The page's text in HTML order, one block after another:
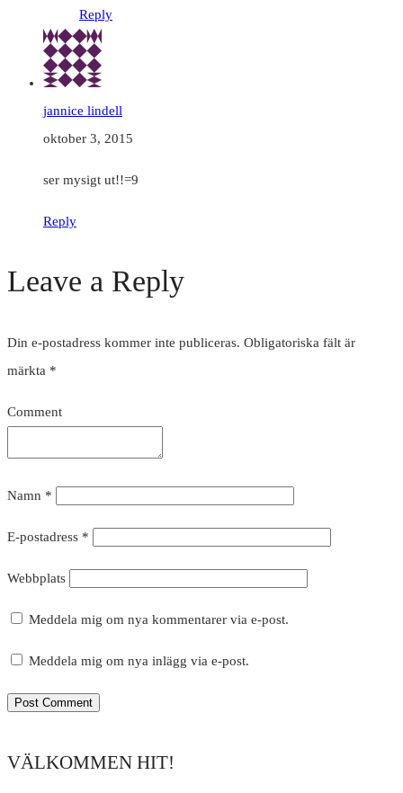
Reply
jannice lindell
oktober 3, 2015
ser mysigt ut!!=9
Reply
Leave a Reply
Din e-postadress kommer inte publiceras. Obligatoriska fält är
märkta *
Comment
Namn *
E-postadress *
Webbplats
Meddela mig om nya kommentarer via e-post.
Meddela mig om nya inlägg via e-post.
VÄLKOMMEN HIT!